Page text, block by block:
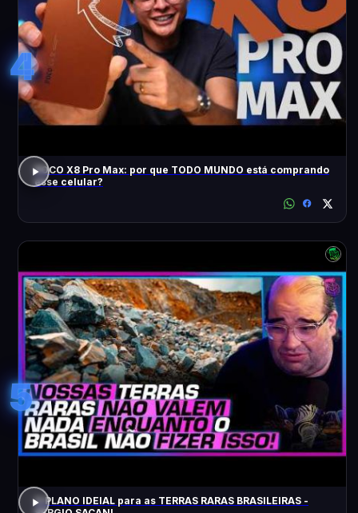
4
POCO X8 Pro Max: por que TODO MUNDO está comprando
esse celular?
5
O PLANO IDEIAL para as TERRAS RARAS BRASILEIRAS -